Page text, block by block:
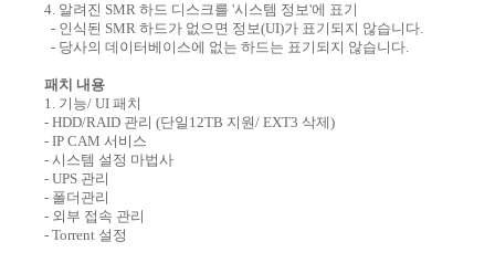
4. 알려진 SMR 하드 디스크를 '시스템 정보'에 표기
- 인식된 SMR 하드가 없으면 정보(UI)가 표기되지 않습니다.
- 당사의 데이터베이스에 없는 하드는 표기되지 않습니다.
패치 내용
1. 기능/ UI 패치
- HDD/RAID 관리 (단일12TB 지원/ EXT3 삭제)
- IP CAM 서비스
- 시스템 설정 마법사
- UPS 관리
- 폴더관리
- 외부 접속 관리
- Torrent 설정